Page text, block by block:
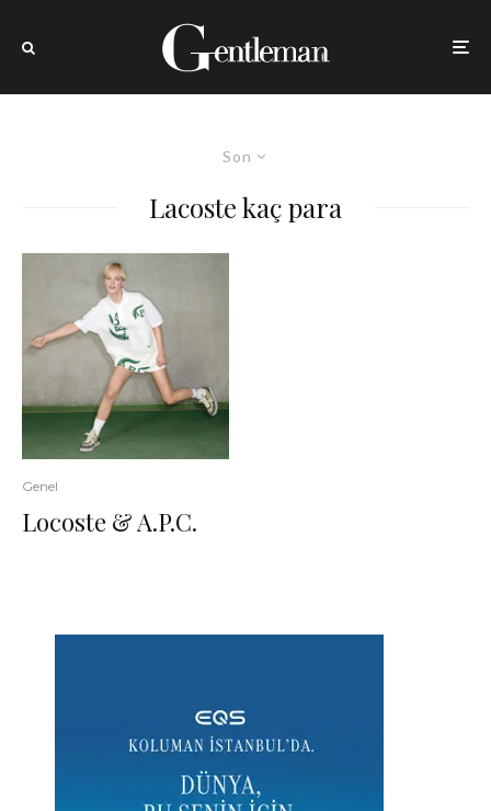
Son
Lacoste kaç para
Genel
Locoste & A.P.C.